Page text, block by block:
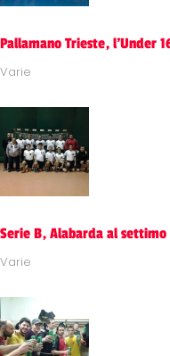
Pallamano Trieste, l'Under
Varie
Serie B, Alabarda al settimo
Varie